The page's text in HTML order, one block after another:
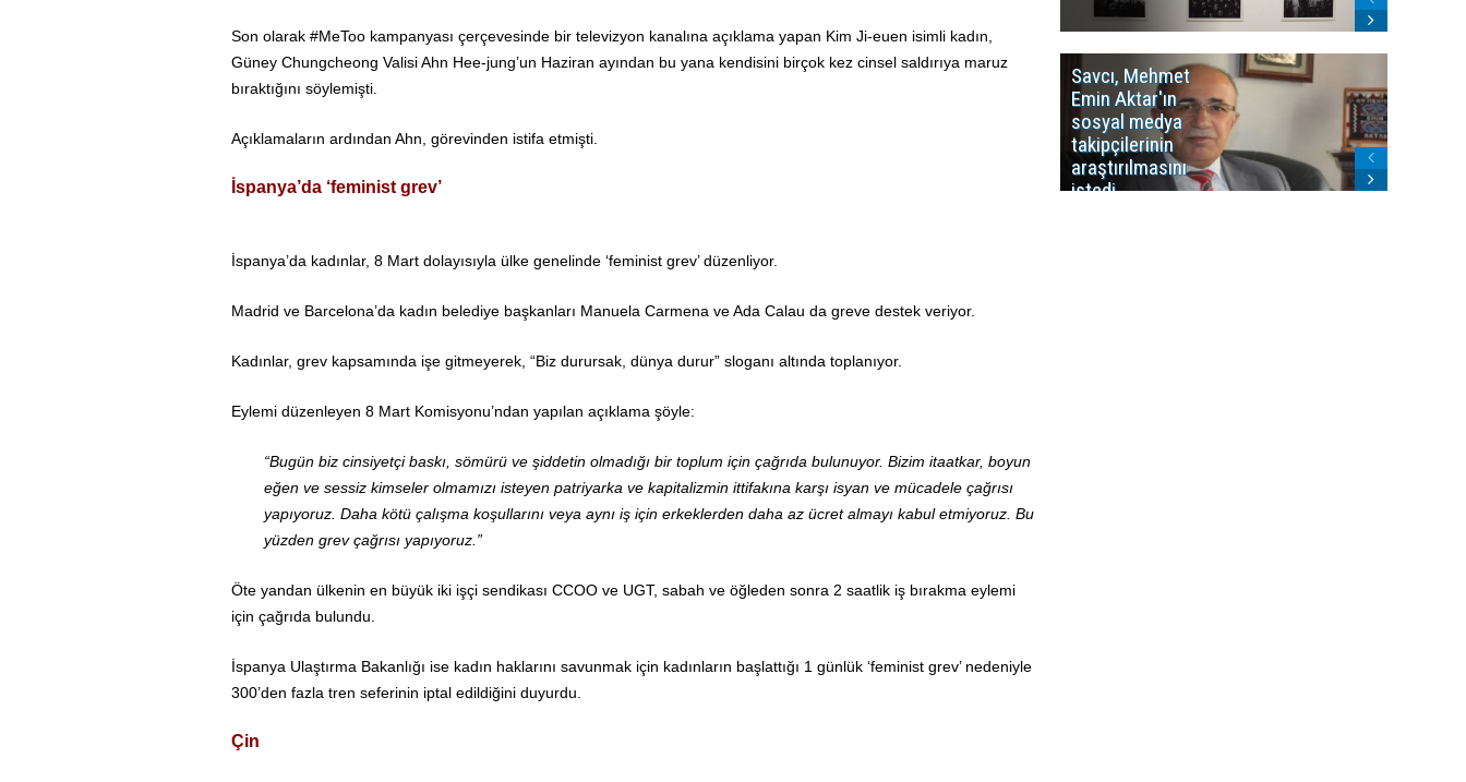
Son olarak #MeToo kampanyası çerçevesinde bir televizyon kanalına açıklama yapan Kim Ji-euen isimli kadın,
Güney Chungcheong Valisi Ahn Hee-jung’un Haziran ayından bu yana kendisini birçok kez cinsel saldırıya maruz
bıraktığını söylemişti.
Açıklamaların ardından Ahn, görevinden istifa etmişti.
İspanya’da ‘feminist grev’
İspanya’da kadınlar, 8 Mart dolayısıyla ülke genelinde ‘feminist grev’ düzenliyor.
Madrid ve Barcelona’da kadın belediye başkanları Manuela Carmena ve Ada Calau da greve destek veriyor.
Kadınlar, grev kapsamında işe gitmeyerek, “Biz durursak, dünya durur” sloganı altında toplanıyor.
Eylemi düzenleyen 8 Mart Komisyonu’ndan yapılan açıklama şöyle:
“Bugün biz cinsiyetçi baskı, sömürü ve şiddetin olmadığı bir toplum için çağrıda bulunuyor. Bizim itaatkar, boyun
eğen ve sessiz kimseler olmamızı isteyen patriyarka ve kapitalizmin ittifakına karşı isyan ve mücadele çağrısı
yapıyoruz. Daha kötü çalışma koşullarını veya aynı iş için erkeklerden daha az ücret almayı kabul etmiyoruz. Bu
yüzden grev çağrısı yapıyoruz.”
Öte yandan ülkenin en büyük iki işçi sendikası CCOO ve UGT, sabah ve öğleden sonra 2 saatlik iş bırakma eylemi
için çağrıda bulundu.
İspanya Ulaştırma Bakanlığı ise kadın haklarını savunmak için kadınların başlattığı 1 günlük ‘feminist grev’ nedeniyle
300’den fazla tren seferinin iptal edildiğini duyurdu.
Çin
Savcı, Mehmet
Emin Aktar'ın
sosyal medya
takipçilerinin
araştırılmasını
istedi